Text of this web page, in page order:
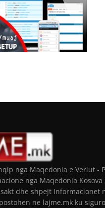
nga Maqedonia e Veriut -
nga Maqedonia Kosova
dhe shpejt Informacionet
ne lajme.mk ku